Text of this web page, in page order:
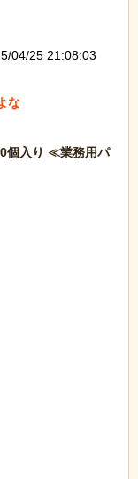
04/25 21:08:03
な
個入り ≪業務用パ